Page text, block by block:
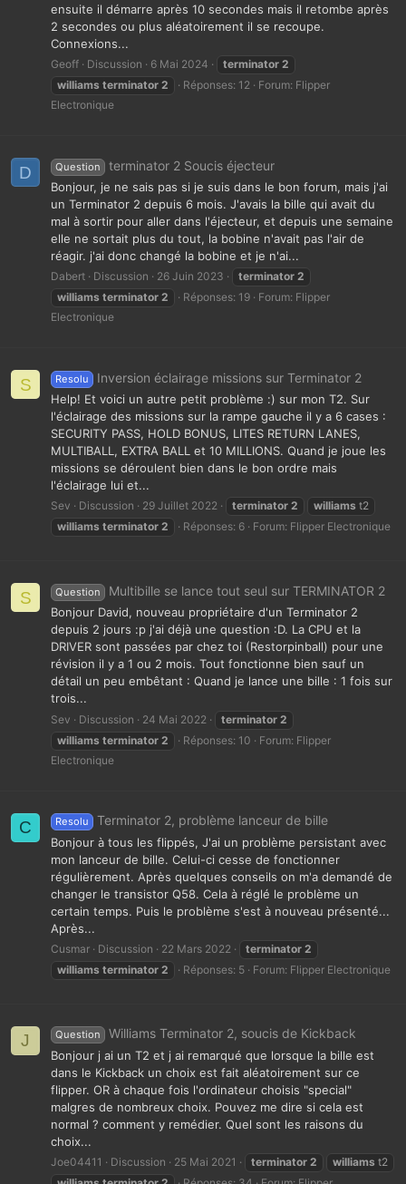
ensuite il démarre après 10 secondes mais il retombe après
2 secondes ou plus aléatoirement il se recoupe.
Connexions...
Geoff Discussion 6 Mai 2024 terminator 2
williams terminator 2 Réponses: 12 Forum: Flipper
Electronique
D Question terminator 2 Soucis éjecteur
Bonjour, je ne sais pas si je suis dans le bon forum, mais j'ai
un Terminator 2 depuis 6 mois. J'avais la bille qui avait du
mal à sortir pour aller dans l'éjecteur, et depuis une semaine
elle ne sortait plus du tout, la bobine n'avait pas l'air de
réagir. j'ai donc changé la bobine et je n'ai...
Dabert Discussion 26 Juin 2023 terminator 2
williams terminator 2 Réponses: 19 Forum: Flipper
Electronique
S Resolu Inversion éclairage missions sur Terminator 2
Help! Et voici un autre petit problème :) sur mon T2. Sur
l'éclairage des missions sur la rampe gauche il y a 6 cases :
SECURITY PASS, HOLD BONUS, LITES RETURN LANES,
MULTIBALL, EXTRA BALL et 10 MILLIONS. Quand je joue les
missions se déroulent bien dans le bon ordre mais
l'éclairage lui et...
Sev Discussion 29 Juillet 2022 terminator 2 williams t2
williams terminator 2 Réponses: 6 Forum: Flipper Electronique
S Question Multibille se lance tout seul sur TERMINATOR 2
Bonjour David, nouveau propriétaire d'un Terminator 2
depuis 2 jours :p j'ai déjà une question :D. La CPU et la
DRIVER sont passées par chez toi (Restorpinball) pour une
révision il y a 1 ou 2 mois. Tout fonctionne bien sauf un
détail un peu embêtant : Quand je lance une bille : 1 fois sur
trois...
Sev Discussion 24 Mai 2022 terminator 2
williams terminator 2 Réponses: 10 Forum: Flipper
Electronique
C Resolu Terminator 2, problème lanceur de bille
Bonjour à tous les flippés, J'ai un problème persistant avec
mon lanceur de bille. Celui-ci cesse de fonctionner
régulièrement. Après quelques conseils on m'a demandé de
changer le transistor Q58. Cela à réglé le problème un
certain temps. Puis le problème s'est à nouveau présenté...
Après...
Cusmar Discussion 22 Mars 2022 terminator 2
williams terminator 2 Réponses: 5 Forum: Flipper Electronique
J Question Williams Terminator 2, soucis de Kickback
Bonjour j ai un T2 et j ai remarqué que lorsque la bille est
dans le Kickback un choix est fait aléatoirement sur ce
flipper. OR à chaque fois l'ordinateur choisis "special"
malgres de nombreux choix. Pouvez me dire si cela est
normal ? comment y remédier. Quel sont les raisons du
choix...
Joe04411 Discussion 25 Mai 2021 terminator 2 williams t2